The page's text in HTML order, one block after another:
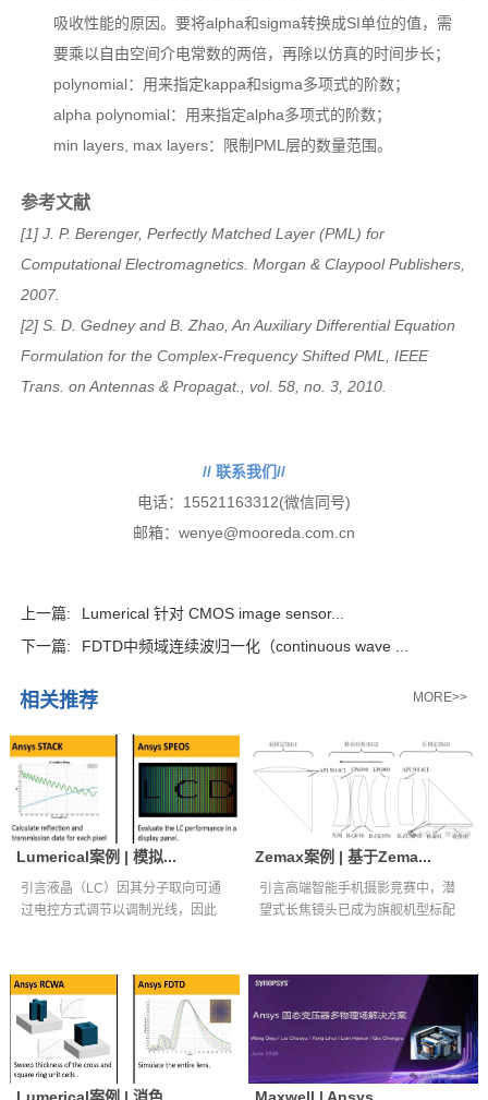
吸收性能的原因。要将alpha和sigma转换成SI单位的值，需
要乘以自由空间介电常数的两倍，再除以仿真的时间步长；
polynomial：用来指定kappa和sigma多项式的阶数；
alpha polynomial：用来指定alpha多项式的阶数；
min layers, max layers：限制PML层的数量范围。
参考文献
[1] J. P. Berenger, Perfectly Matched Layer (PML) for
Computational Electromagnetics. Morgan & Claypool Publishers,
2007.
[2] S. D. Gedney and B. Zhao, An Auxiliary Differential Equation
Formulation for the Complex-Frequency Shifted PML, IEEE
Trans. on Antennas & Propagat., vol. 58, no. 3, 2010.
// 联系我们//
电话：15521163312(微信同号)
邮箱：wenye@mooreda.com.cn
上一篇:
Lumerical 针对 CMOS image sensor...
下一篇:
FDTD中频域连续波归一化（continuous wave ...
相关推荐 MORE>>
Lumerical案例 | 模拟...
引言液晶（LC）因其分子取向可通
过电控方式调节以调制光线，因此
Zemax案例 | 基于Zema...
引言高端智能手机摄影竞赛中，潜
望式长焦镜头已成为旗舰机型标配